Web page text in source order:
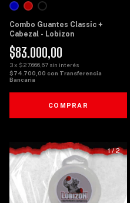
Combo Guantes Classic +
Cabezal - Lobizon
$83.000,00
3x $27.666,67 sin interés
$74.700,00 con Transferencia
Bancaria
COMPRAR
1/2